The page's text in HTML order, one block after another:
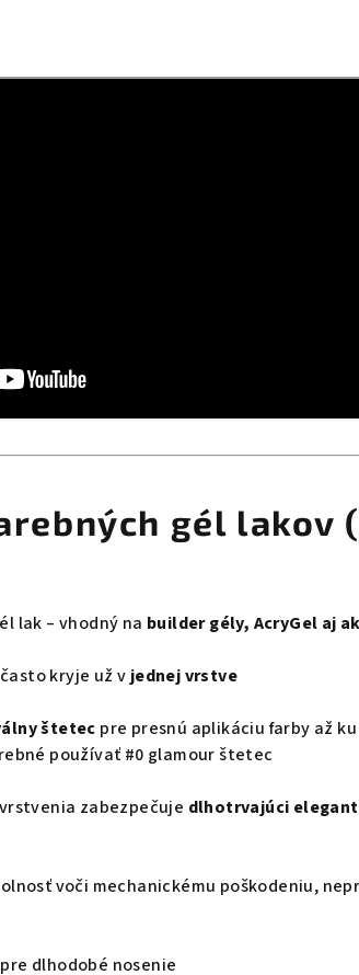
gél lakov
lak – vhodný na builder gély, AcryGel aj
kryje už v jednej vrstve
štetec pre presnú aplikáciu farby až
používať #0 glamour štetec
zabezpečuje dlhotrvajúci
voči mechanickému poškodeniu,
pre dlhodobé nosenie